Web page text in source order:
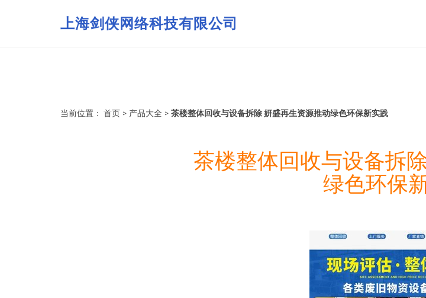
上海剑侠网络科技有限公司
当前位置： 首页 > 产品大全 > 茶楼整体回收与设备拆除 妍盛再生资源推动绿色环保新实践
茶楼整体回收与设备拆
绿色环保